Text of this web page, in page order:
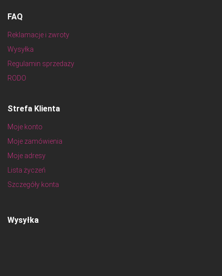
FAQ
Reklamacje i zwroty
Wysyłka
Regulamin sprzedaży
RODO
Strefa Klienta
Moje konto
Moje zamówienia
Moje adresy
Lista życzeń
Szczegóły konta
Wysyłka